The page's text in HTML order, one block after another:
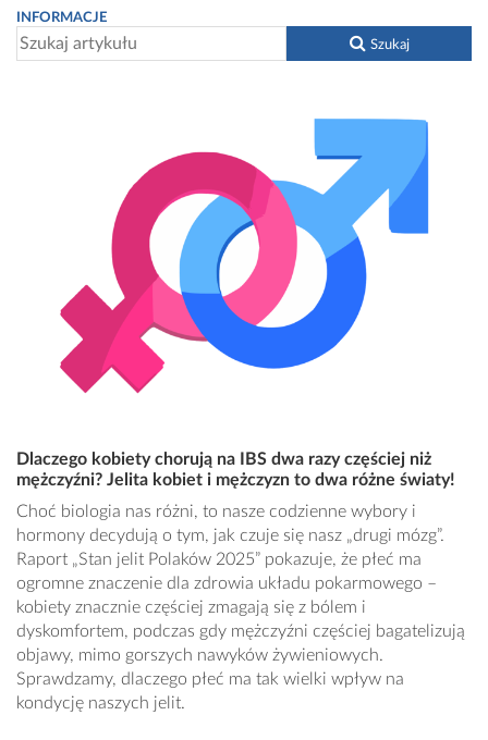
INFORMACJE
Szukaj
Dlaczego kobiety chorują na IBS dwa razy częściej niż
mężczyźni? Jelita kobiet i mężczyzn to dwa różne światy!
Choć biologia nas różni, to nasze codzienne wybory i
hormony decydują o tym, jak czuje się nasz „drugi mózg”.
Raport „Stan jelit Polaków 2025” pokazuje, że płeć ma
ogromne znaczenie dla zdrowia układu pokarmowego –
kobiety znacznie częściej zmagają się z bólem i
dyskomfortem, podczas gdy mężczyźni częściej bagatelizują
objawy, mimo gorszych nawyków żywieniowych.
Sprawdzamy, dlaczego płeć ma tak wielki wpływ na
kondycję naszych jelit.